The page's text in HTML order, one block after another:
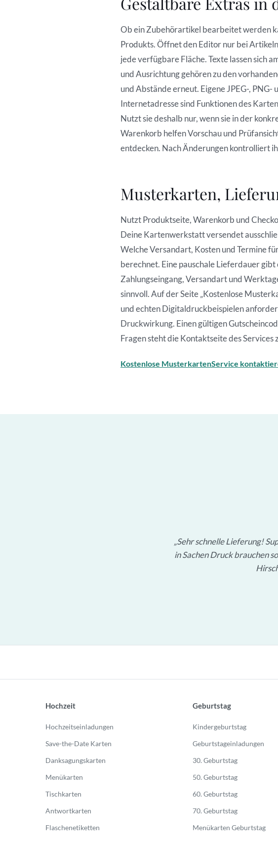
Ob ein Zubehörartikel bearbeitet werden
Produkts. Öffnet den Editor nur bei
jede verfügbare Fläche. Texte lassen sich
und Ausrichtung gehören zu den
und Abstände erneut. Eigene JPEG-,
Internetadresse sind Funktionen des
Nutzt sie deshalb nur, wenn sie in der
Warenkorb helfen Vorschau und
entdecken. Nach Änderungen kontrolliert
Musterkarten,
Nutzt Produktseite, Warenkorb und
Deine Kartenwerkstatt versendet
Welche Versandart, Kosten und Termine
berechnet. Eine pauschale Lieferdauer
Zahlungseingang, Versandart und
sinnvoll. Auf der Seite „Kostenlose
und echten Digitaldruckbeispielen
Druckwirkung. Einen gültigen
Fragen steht die Kontaktseite des Services
Kostenlose MusterkartenService
Sehr schnelle Lieferung!
in Sachen Druck brauchen
Hochzeit
Hochzeitseinladungen
Save-the-Date Karten
Danksagungskarten
Menükarten
Tischkarten
Antwortkarten
Flaschenetiketten
Geburtstag
Kindergeburtstag
Geburtstageinladungen
30. Geburtstag
50. Geburtstag
60. Geburtstag
70. Geburtstag
Menükarten Geburtstag